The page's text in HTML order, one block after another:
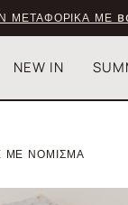
ΜΕΤΑΦΟΡΙΚΑ ΜΕ
NEW IN
ΜΕ ΝΟΜΙΣΜΑ